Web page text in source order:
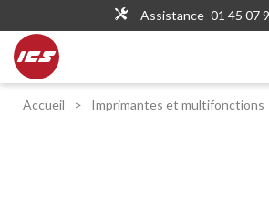
Assistance 01 45 07
Accueil > Imprimantes et multifonctions